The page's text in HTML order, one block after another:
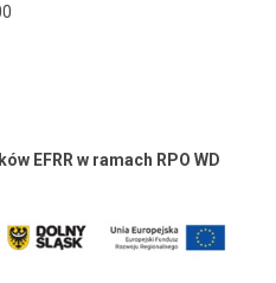
EFRR w ramach RPO WD